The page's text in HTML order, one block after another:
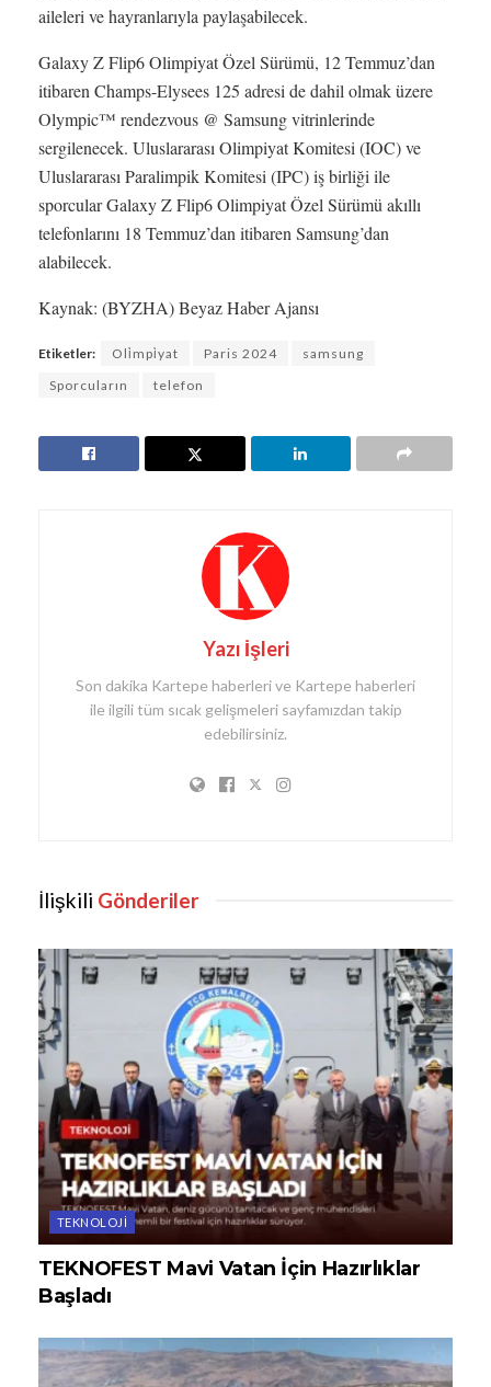
aileleri ve hayranlarıyla paylaşabilecek.
Galaxy Z Flip6 Olimpiyat Özel Sürümü, 12 Temmuz’dan
itibaren Champs-Elysees 125 adresi de dahil olmak üzere
Olympic™ rendezvous @ Samsung vitrinlerinde
sergilenecek. Uluslararası Olimpiyat Komitesi (IOC) ve
Uluslararası Paralimpik Komitesi (IPC) iş birliği ile
sporcular Galaxy Z Flip6 Olimpiyat Özel Sürümü akıllı
telefonlarını 18 Temmuz’dan itibaren Samsung’dan
alabilecek.
Kaynak: (BYZHA) Beyaz Haber Ajansı
Etiketler: Oli̇mpi̇yat Paris 2024
samsung
Sporcuların
telefon
Yazı İşleri
Son dakika Kartepe haberleri ve Kartepe haberleri
ile ilgili tüm sıcak gelişmeleri sayfamızdan takip
edebilirsiniz.
İlişkili Gönderiler
TEKNOLOJI
TEKNOFEST Mavi Vatan İçin Hazırlıklar
Başladı